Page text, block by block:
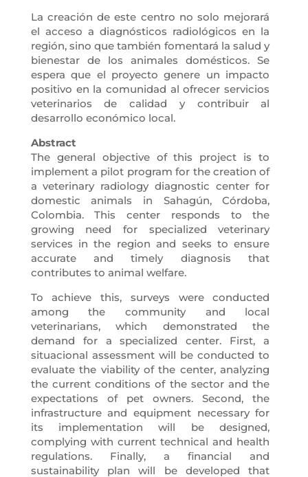
La creación de este centro no solo mejorará
el acceso a diagnósticos radiológicos en la
región, sino que también fomentará la salud y
bienestar de los animales domésticos. Se
espera que el proyecto genere un impacto
positivo en la comunidad al ofrecer servicios
veterinarios de calidad y contribuir al
desarrollo económico local.
Abstract
The general objective of this project is to
implement a pilot program for the creation of
a veterinary radiology diagnostic center for
domestic animals in Sahagún, Córdoba,
Colombia. This center responds to the
growing need for specialized veterinary
services in the region and seeks to ensure
accurate and timely diagnosis that
contributes to animal welfare.
To achieve this, surveys were conducted
among the community and local
veterinarians, which demonstrated the
demand for a specialized center. First, a
situacional assessment will be conducted to
evaluate the viability of the center, analyzing
the current conditions of the sector and the
expectations of pet owners. Second, the
infrastructure and equipment necessary for
its implementation will be designed,
complying with current technical and health
regulations. Finally, a financial and
sustainability plan will be developed that